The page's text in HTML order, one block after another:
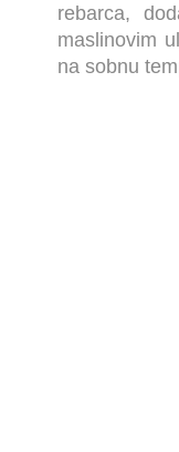
rebarca,
maslinovim
na sobnu